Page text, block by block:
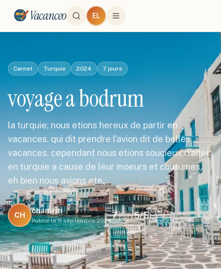
Vacanceo EL
Carnet Turquie 2024 7 jours
voyage a bodrum
la turquie; nous etions hereux de partir en
vacances. qui dit prendre l'avion dit de belles
vacances. cependant nous etions soucieux d'aller
en turquie a cause de leur moeurs et coutumes.
eh bien nous avions ete…
CH
chamtiti
Publié le 11 septembre 2024
7jours5/5